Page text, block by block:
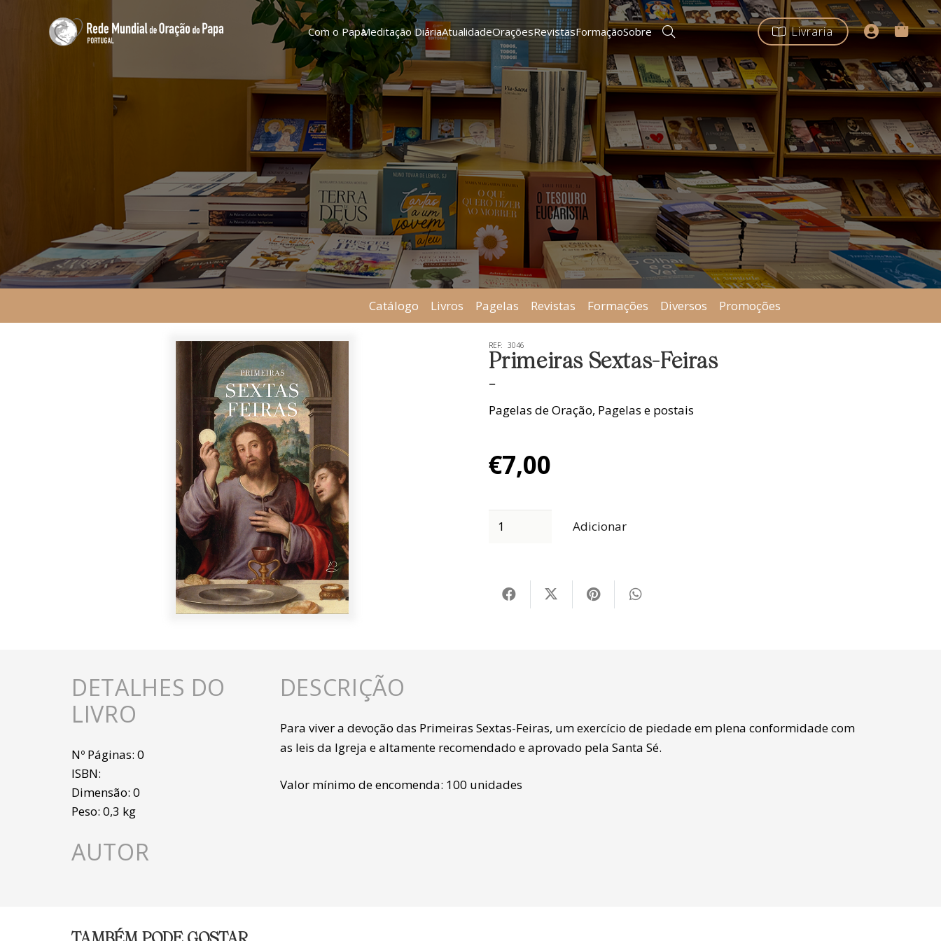
Com o PapaMeditação DiáriaAtualidadeOraçõesRevistasFormaçãoSobre Livraria
Catálogo Livros Pagelas Revistas Formações Diversos Promoções
REF: 3046
Primeiras Sextas-Feiras
-
Pagelas de Oração, Pagelas e postais
€7,00
Adicionar
DETALHES DO
LIVRO
Nº Páginas: 0
ISBN:
Dimensão: 0
Peso: 0,3 kg
AUTOR
DESCRIÇÃO
Para viver a devoção das Primeiras Sextas-Feiras, um exercício de piedade em plena conformidade com
as leis da Igreja e altamente recomendado e aprovado pela Santa Sé.
Valor mínimo de encomenda: 100 unidades